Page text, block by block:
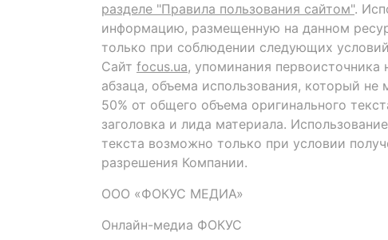
разделе "Правила пользования сайтом".
информацию, размещенную на данном
только при соблюдении следующих
Сайт focus.ua, упоминания первоисточника
абзаца, объема использования, который
50% от общего объема оригинального
заголовка и лида материала.
текста возможно только при условии
разрешения Компании.
ООО «ФОКУС МЕДИА»
Онлайн-медиа ФОКУС